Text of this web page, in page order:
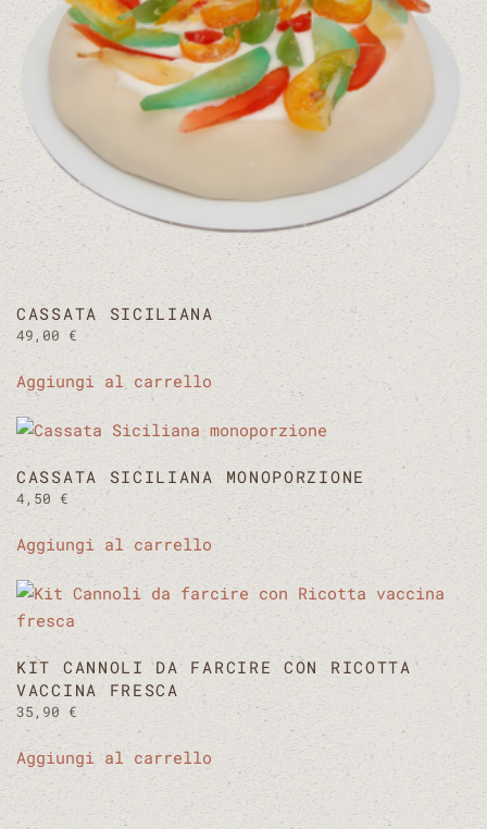
CASSATA SICILIANA
49,00 €
Aggiungi al carrello
CASSATA SICILIANA MONOPORZIONE
4,50 €
Aggiungi al carrello
KIT CANNOLI DA FARCIRE CON RICOTTA
VACCINA FRESCA
35,90 €
Aggiungi al carrello